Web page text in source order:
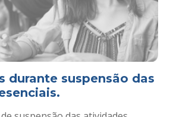
durante suspensão das